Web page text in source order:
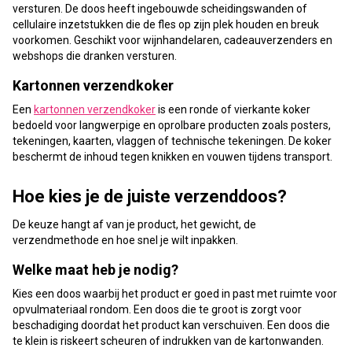
versturen. De doos heeft ingebouwde scheidingswanden of
cellulaire inzetstukken die de fles op zijn plek houden en breuk
voorkomen. Geschikt voor wijnhandelaren, cadeauverzenders en
webshops die dranken versturen.
Kartonnen verzendkoker
Een kartonnen verzendkokeris een ronde of vierkante koker
bedoeld voor langwerpige en oprolbare producten zoals posters,
tekeningen, kaarten, vlaggen of technische tekeningen. De koker
beschermt de inhoud tegen knikken en vouwen tijdens transport.
Hoe kies je de juiste verzenddoos?
De keuze hangt af van je product, het gewicht, de
verzendmethode en hoe snel je wilt inpakken.
Welke maat heb je nodig?
Kies een doos waarbij het product er goed in past met ruimte voor
opvulmateriaal rondom. Een doos die te groot is zorgt voor
beschadiging doordat het product kan verschuiven. Een doos die
te klein is riskeert scheuren of indrukken van de kartonwanden.